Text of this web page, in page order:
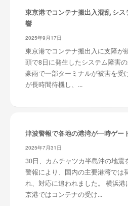
東京港でコンテナ搬出入混乱 シ
響
2025年9月17日
東京港でコンテナ搬出入に支障が
頭で8日に発生したシステム障害
豪雨で一部ターミナルが被害を受
が長時間待機し、...
津波警報で各地の港湾が一時ゲー
2025年7月31日
30日、カムチャツカ半島沖の地震
警報により、国内の主要港湾では
れ、対応に追われました。 横浜
京港ではコンテナの受け...